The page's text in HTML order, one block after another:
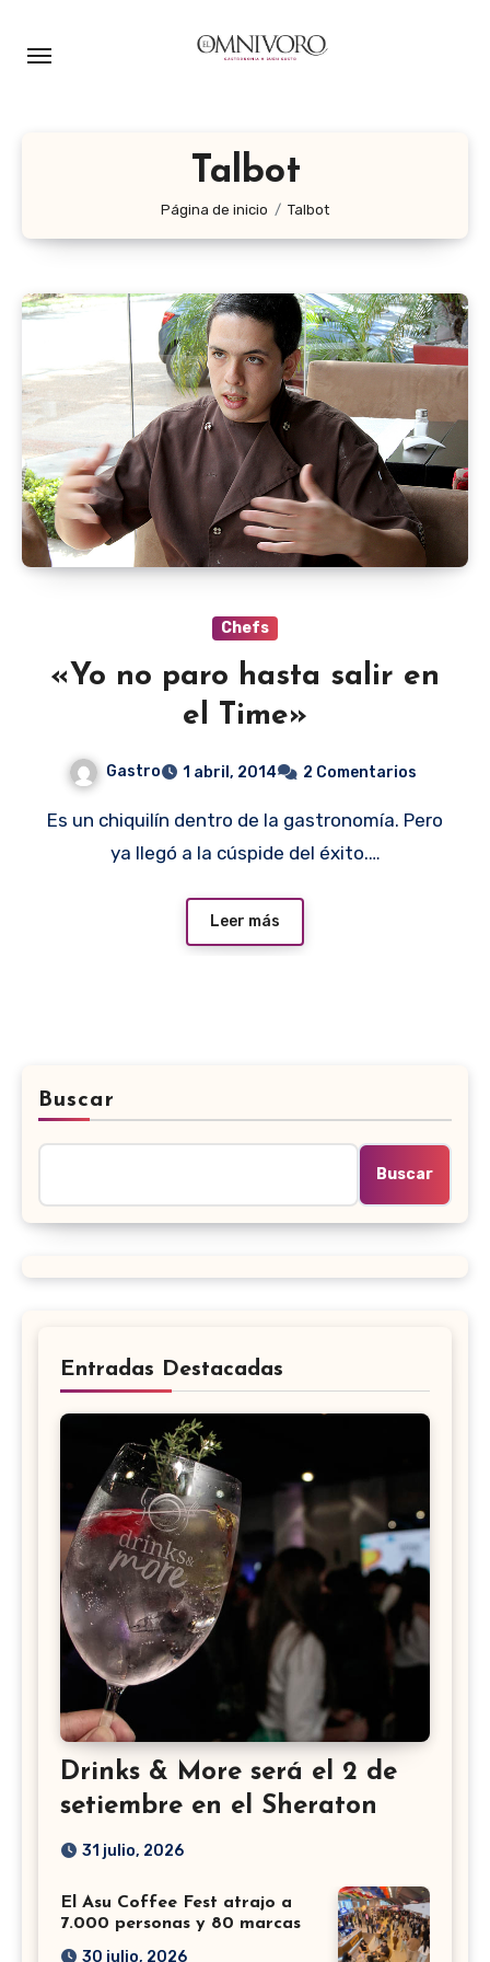
Talbot
Página de inicio Talbot
Chefs
«Yo no paro hasta salir en
el Time»
Gastro 1 abril, 2014 2 Comentarios
Es un chiquilín dentro de la gastronomía. Pero
ya llegó a la cúspide del éxito.…
Leer más
Buscar
Buscar
Entradas Destacadas
Drinks & More será el 2 de
setiembre en el Sheraton
31 julio, 2026
El Asu Coffee Fest atrajo a
7.000 personas y 80 marcas
30 julio, 2026